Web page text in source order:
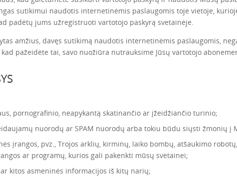
sutikimui naudotis internetinėmis paslaugomis toje vietoje,
padėtų jums užregistruoti vartotojo paskyrą svetainėje.
amžius, davęs sutikimą naudotis internetinėmis paslaugomis,
kad pažeidėte tai, savo nuožiūra nutrauksime Jūsų vartotojo
pornografinio, neapykantą skatinančio ar įžeidžiančio turinio;
nuorodų ar SPAM nuorodų arba tokiu būdu siųsti žmonių į
įrangos, pvz., Trojos arklių, kirminų, laiko bombų, atšaukimo
ar programų, kurios gali pakenkti mūsų svetainei;
kitos asmeninės informacijos iš kitų narių;